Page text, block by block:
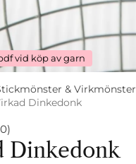
vid köp av garn
& Virkmönster
Dinkedonk
Dinkedonk